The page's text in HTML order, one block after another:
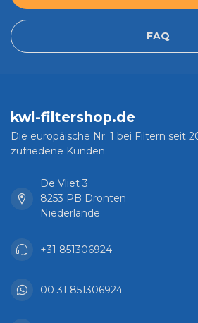
FAQ
kwl-filtershop.de
Die europäische Nr. 1 bei Filtern seit
zufriedene Kunden.
De Vliet 3
8253 PB Dronten
Niederlande
+31 851306924
00 31 851306924